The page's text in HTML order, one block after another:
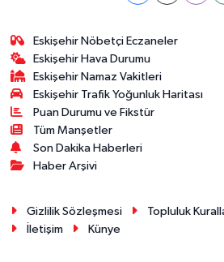
Eskişehir Nöbetçi Eczaneler
Eskişehir Hava Durumu
Eskişehir Namaz Vakitleri
Eskişehir Trafik Yoğunluk Haritası
Puan Durumu ve Fikstür
Tüm Manşetler
Son Dakika Haberleri
Haber Arşivi
Gizlilik Sözleşmesi Topluluk
İletişim
Künye